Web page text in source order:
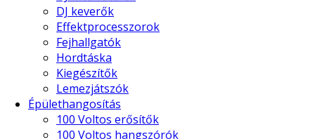
DJ keverők
Effektprocesszorok
Fejhallgatók
Hordtáska
Kiegészítők
Lemezjátszók
Épülethangosítás
100 Voltos erősítők
100 Voltos hangszórók